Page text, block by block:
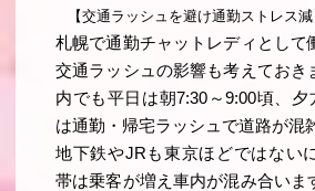
【交通ラッシュを避け通勤ストレス減
札幌で通勤チャットレディとして
交通ラッシュの影響も考えておき
内でも平日は朝7:30～9:00頃、夕
は通勤・帰宅ラッシュで道路が混
地下鉄やJRも東京ほどではない
帯は乗客が増え車内が混み合いま